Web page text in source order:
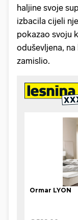
haljine svoje
izbacila cijeli
pokazao svoju
oduševljena,
zamislio.